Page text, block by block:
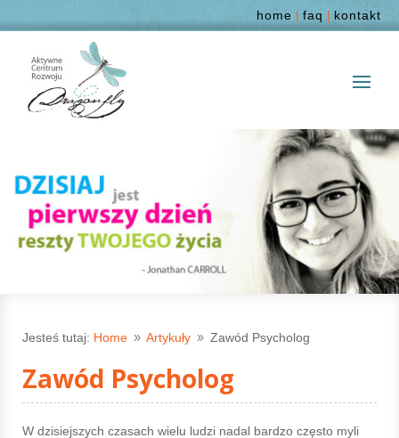
home | faq | kontakt
Jesteś tutaj: Home 9 Artykuły 9 Zawód Psycholog
Zawód Psycholog
W dzisiejszych czasach wielu ludzi nadal bardzo często myli